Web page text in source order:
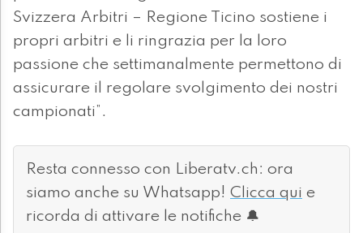
Svizzera Arbitri – Regione Ticino sostiene i
propri arbitri e li ringrazia per la loro
passione che settimanalmente permettono di
assicurare il regolare svolgimento dei nostri
campionati”.
Resta connesso con Liberatv.ch: ora
siamo anche su Whatsapp! Clicca qui e
ricorda di attivare le notifiche 🔔